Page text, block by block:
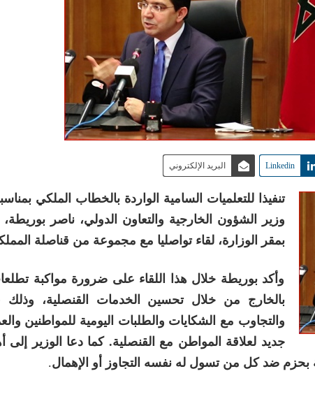
Linkedin البريد الإلكتروني
تنفيذا للتعلميات السامية الواردة بالخطاب الملكي
وزير الشؤون الخارجية والتعاون الدولي، ناصر
بمقر الوزارة، لقاء تواصليا مع مجموعة من قناصلة
وأكد بوريطة خلال هذا اللقاء على ضرورة مواكبة
بالخارج من خلال تحسين الخدمات القنصلية،
والتجاوب مع الشكايات والطلبات اليومية للمواطنين
جديد لعلاقة المواطن مع القنصلية. كما دعا الوزير إلى
بحزم ضد كل من تسول له نفسه التجاوز أو الإهمال.